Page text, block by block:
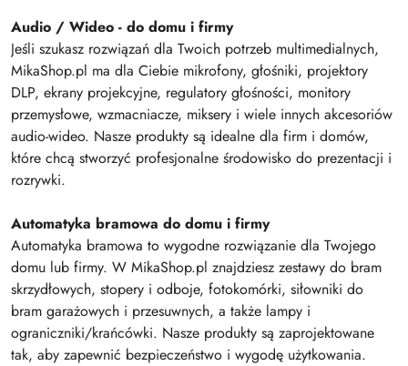
Audio / Wideo - do domu i firmy
Jeśli szukasz rozwiązań dla Twoich potrzeb multimedialnych,
MikaShop.pl ma dla Ciebie mikrofony, głośniki, projektory
DLP, ekrany projekcyjne, regulatory głośności, monitory
przemysłowe, wzmacniacze, miksery i wiele innych akcesoriów
audio-wideo. Nasze produkty są idealne dla firm i domów,
które chcą stworzyć profesjonalne środowisko do prezentacji i
rozrywki.
Automatyka bramowa do domu i firmy
Automatyka bramowa to wygodne rozwiązanie dla Twojego
domu lub firmy. W MikaShop.pl znajdziesz zestawy do bram
skrzydłowych, stopery i odboje, fotokomórki, siłowniki do
bram garażowych i przesuwnych, a także lampy i
ograniczniki/krańcówki. Nasze produkty są zaprojektowane
tak, aby zapewnić bezpieczeństwo i wygodę użytkowania.